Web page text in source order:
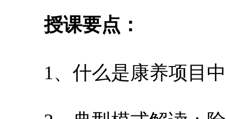
授课要点：
1、什么是康养项目中